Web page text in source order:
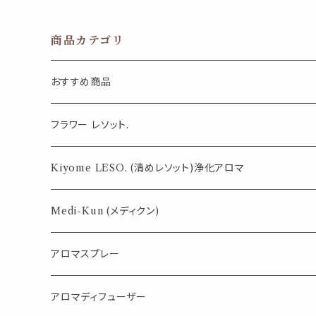
商品カテゴリ
おすすめ商品
気になる虫対策に
薄荷の香りで体感温度-4℃ !? スースーシリーズ
パロサント
フラワー レソット.
Kiyome LESO. (清めレソット)浄化アロマ
Medi-Kun (メディクン)
アロマスプレー
目的で選ぶ
アロマディフューザー